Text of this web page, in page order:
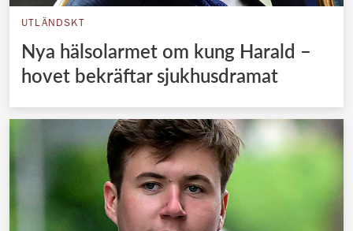
UTLÄNDSKT
Nya hälsolarmet om kung Harald –
hovet bekräftar sjukhusdramat